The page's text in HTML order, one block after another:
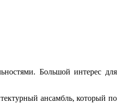
Большой интерес для
ансамбль, который по